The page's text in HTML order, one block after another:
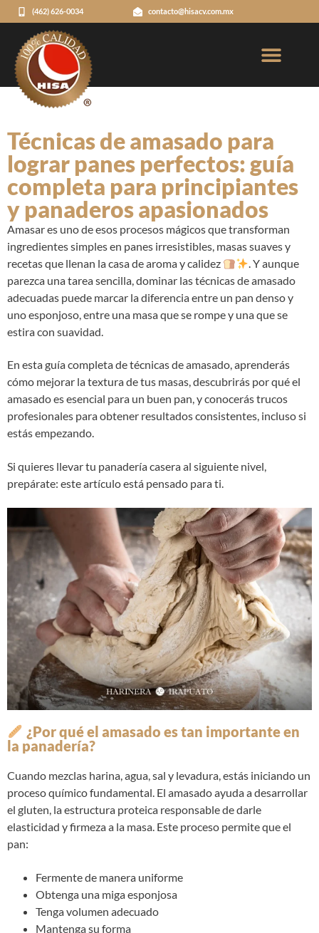
(462) 626-0034 contacto@hisacv.com.mx
Técnicas de amasado para
lograr panes perfectos: guía
completa para principiantes
y panaderos apasionados
Amasar es uno de esos procesos mágicos que transforman
ingredientes simples en panes irresistibles, masas suaves y
recetas que llenan la casa de aroma y calidez
. Y aunque
parezca una tarea sencilla, dominar las técnicas de amasado
adecuadas puede marcar la diferencia entre un pan denso y
uno esponjoso, entre una masa que se rompe y una que se
estira con suavidad.
En esta guía completa de técnicas de amasado, aprenderás
cómo mejorar la textura de tus masas, descubrirás por qué el
amasado es esencial para un buen pan, y conocerás trucos
profesionales para obtener resultados consistentes, incluso si
estás empezando.
Si quieres llevar tu panadería casera al siguiente nivel,
prepárate: este artículo está pensado para ti.
¿Por qué el amasado es tan importante en
la panadería?
Cuando mezclas harina, agua, sal y levadura, estás iniciando un
proceso químico fundamental. El amasado ayuda a desarrollar
el gluten, la estructura proteica responsable de darle
elasticidad y firmeza a la masa. Este proceso permite que el
pan:
Fermente de manera uniforme
Obtenga una miga esponjosa
Tenga volumen adecuado
Mantenga su forma